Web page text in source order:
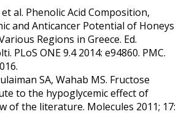
al. Phenolic Acid Composition,
and Anticancer Potential of Honeys
Regions in Greece. Ed.
PLoS ONE 9.4 2014: e94860. PMC.
SA, Wahab MS. Fructose
to the hypoglycemic effect of
of the literature. Molecules 2011; 17: